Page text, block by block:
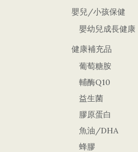
嬰兒/小孩保健
嬰幼兒成長健康
健康補充品
葡萄糖胺
輔酶Q10
益生菌
膠原蛋白
魚油/DHA
蜂膠